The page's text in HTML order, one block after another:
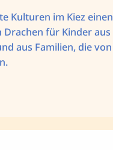
Kulturen im Kiez einen
für Kinder aus
aus Familien, die von